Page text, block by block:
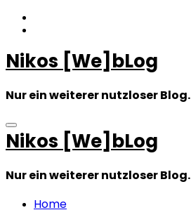
Zum
Inhalt
Nikos [We]bLog
Nur ein weiterer nutzloser Blog.
Nikos [We]bLog
Nur ein weiterer nutzloser Blog.
Home